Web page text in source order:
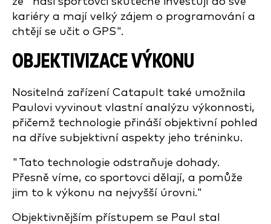
kariéry a mají velký zájem o programování a
chtějí se učit o GPS".
OBJEKTIVIZACE VÝKONU
Nositelná zařízení Catapult také umožnila
Paulovi vyvinout vlastní analýzu výkonnosti,
přičemž technologie přináší objektivní pohled
na dříve subjektivní aspekty jeho tréninku.
"Tato technologie odstraňuje dohady.
Přesně víme, co sportovci dělají, a pomůže
jim to k výkonu na nejvyšší úrovni."
Objektivnějším přístupem se Paul stal